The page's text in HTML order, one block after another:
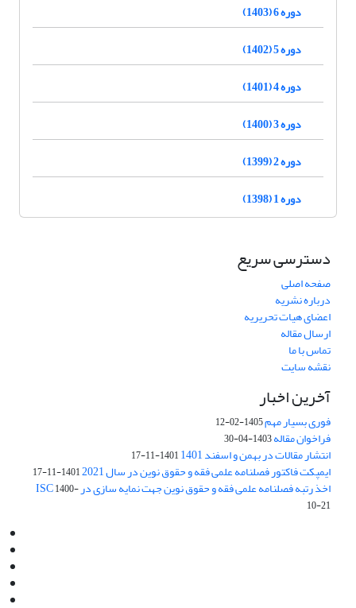
دوره 6 (1403)
دوره 5 (1402)
دوره 4 (1401)
دوره 3 (1400)
دوره 2 (1399)
دوره 1 (1398)
دسترسی سریع
صفحه اصلی
درباره نشریه
اعضای هیات تحریریه
ارسال مقاله
تماس با ما
نقشه سایت
آخرین اخبار
فوری بسیار مهم1405-02-12
فراخوان مقاله1403-04-30
انتشار مقالات در بهمن و اسفند 1401 1401-11-17
ایمپکت فاکتور فصلنامه علمی فقه و حقوق نوین در سال 2021 1401-11-17
اخذ رتبه فصلنامه علمی فقه و حقوق نوین جهت نمایه سازی در ISC1400-
10-21